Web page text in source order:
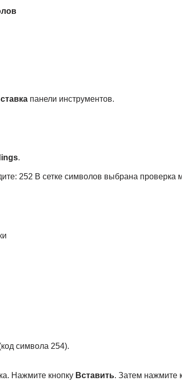
панели инструментов.
.
252 В сетке символов выбрана проверка
символа 254).
Нажмите кнопку Вставить. Затем нажмите